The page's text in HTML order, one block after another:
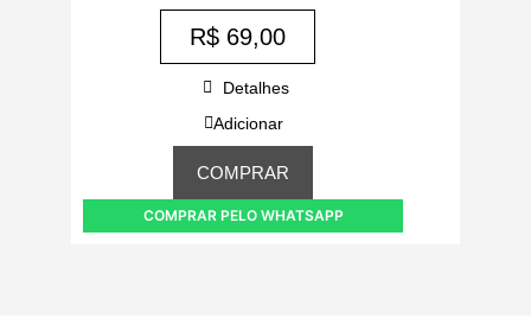
R$69,00
Detalhes
Adicionar
COMPRAR
COMPRAR PELO WHATSAPP